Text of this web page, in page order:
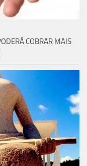
COBRAR MAIS